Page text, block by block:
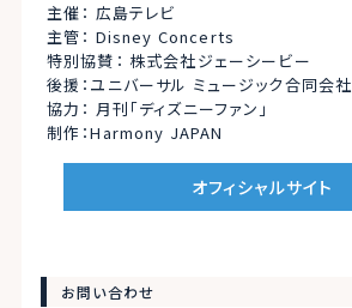
主催： 広島テレビ
主管： Disney Concerts
特別協賛： 株式会社ジェーシービー
後援：ユニバーサル ミュージック合同会社
協力： 月刊「ディズニーファン」
制作：Harmony JAPAN
オフィシャルサイト
お問い合わせ